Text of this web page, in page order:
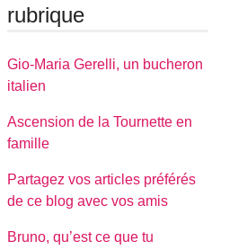
rubrique
Gio-Maria Gerelli, un bucheron
italien
Ascension de la Tournette en
famille
Partagez vos articles préférés
de ce blog avec vos amis
Bruno, qu’est ce que tu